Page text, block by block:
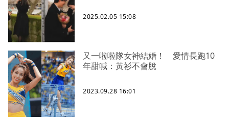
2025.02.05 15:08
又一啦啦隊女神結婚！ 愛情長跑10
年甜喊：黃衫不會脫
2023.09.28 16:01